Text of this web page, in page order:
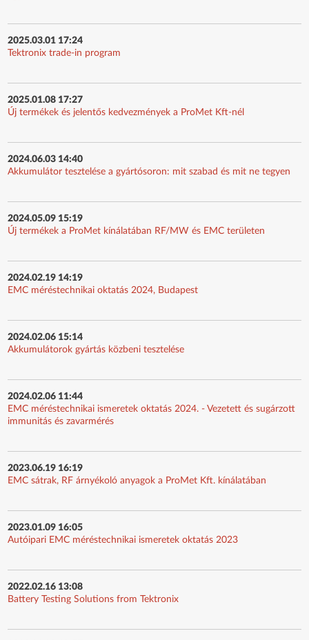
2025.03.01 17:24
Tektronix trade-in program
2025.01.08 17:27
Új termékek és jelentős kedvezmények a ProMet Kft-nél
2024.06.03 14:40
Akkumulátor tesztelése a gyártósoron: mit szabad és mit ne tegyen
2024.05.09 15:19
Új termékek a ProMet kínálatában RF/MW és EMC területen
2024.02.19 14:19
EMC méréstechnikai oktatás 2024, Budapest
2024.02.06 15:14
Akkumulátorok gyártás közbeni tesztelése
2024.02.06 11:44
EMC méréstechnikai ismeretek oktatás 2024. - Vezetett és sugárzott
immunitás és zavarmérés
2023.06.19 16:19
EMC sátrak, RF árnyékoló anyagok a ProMet Kft. kínálatában
2023.01.09 16:05
Autóipari EMC méréstechnikai ismeretek oktatás 2023
2022.02.16 13:08
Battery Testing Solutions from Tektronix